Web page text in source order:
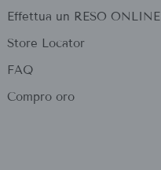
Effettua un RESO ONLINE
Store Locator
FAQ
Compro oro